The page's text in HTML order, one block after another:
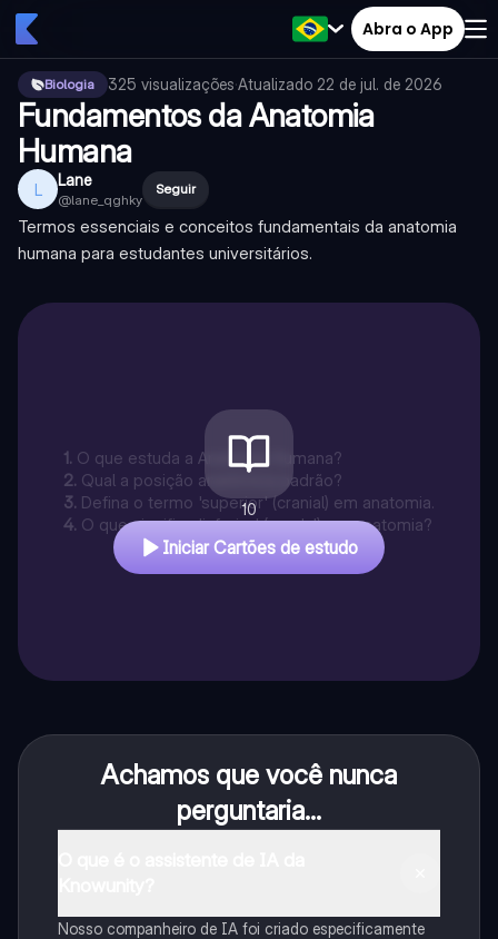
Abra o App
Biologia 325 visualizações·Atualizado 22 de jul. de 2026
Fundamentos da Anatomia
Humana
L Lane
@lane_qghky
Seguir
Termos essenciais e conceitos fundamentais da anatomia
humana para estudantes universitários.
1. O que estuda a Anatomia Humana?
2. Qual a posição anatômica padrão?
3. Defina o termo 'superior' (cranial) em anatomia.
4. O que significa 'inferior' (caudal) em anatomia?
10
Iniciar Cartões de estudo
Achamos que você nunca
perguntaria...
Nosso companheiro de IA foi criado especificamente